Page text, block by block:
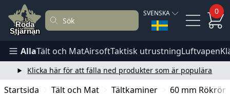
SVENSKA 0
AllaTält och MatAirsoftTaktisk utrustningLuftvapen
Klicka här för att fälla ned produkter som är populära
Startsida Tält och Mat Tältkaminer 60 mm